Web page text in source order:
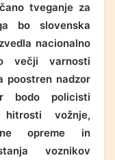
tveganje za
bo slovenska
nacionalno
večji varnosti
poostren nadzor
bodo policisti
hitrosti vožnje,
opreme in
voznikov